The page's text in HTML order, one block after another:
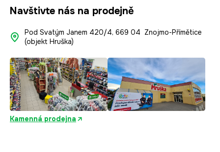
Navštivte nás na prodejně
Pod Svatým Janem 420/4, 669 04 Znojmo-Přímětice
(objekt Hruška)
Kamenná prodejna